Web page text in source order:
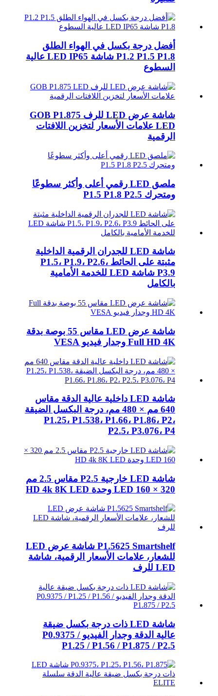
أفضل درجة بكسل في الهواء الطلق
P1.2 P1.5 P1.8 شاشة LED IP65 عالية
السطوع
شاشة عرض LED للرف GOB P1.875
LED علامات الأسعار لتخزين اللافتات
الرقمية
ملصق LED رقمي أعلى وأكثر سطوعًا
ومتحرك P1.5 P1.8 P2.5
شاشة LED للجدران الرقمية الداخلية
مثبتة على الحائط P1.5، P1.9، P2.6،
P3.9 شاشة LED للخدمة الأمامية
بالكامل
شاشة عرض LED مقاس 55 بوصة بدقة
Full HD 4K وجدار فيديو VESA
شاشة LED داخلية عالية الدقة مقاس
640 مم × 480 مم، درجة البكسل الضيقة
P1.25، P1.538، P1.66، P1.86، P2،
P2.5، P3.076، P4
شاشة LED خارجية P2.5 مقاس 2.5 مم
320 × 160 LED وحدة HD 4k 8K LED
P1.5625 Smartshelf شاشة عرض LED
للشعار، علامات الأسعار الرقمية، شاشة
LED للرف
شاشة LED ذات درجة بكسل ضيقة
عالية الدقة وجدار الفيديو P0.9375 /
P1.25 / P1.56 / P1.875 / P2.5